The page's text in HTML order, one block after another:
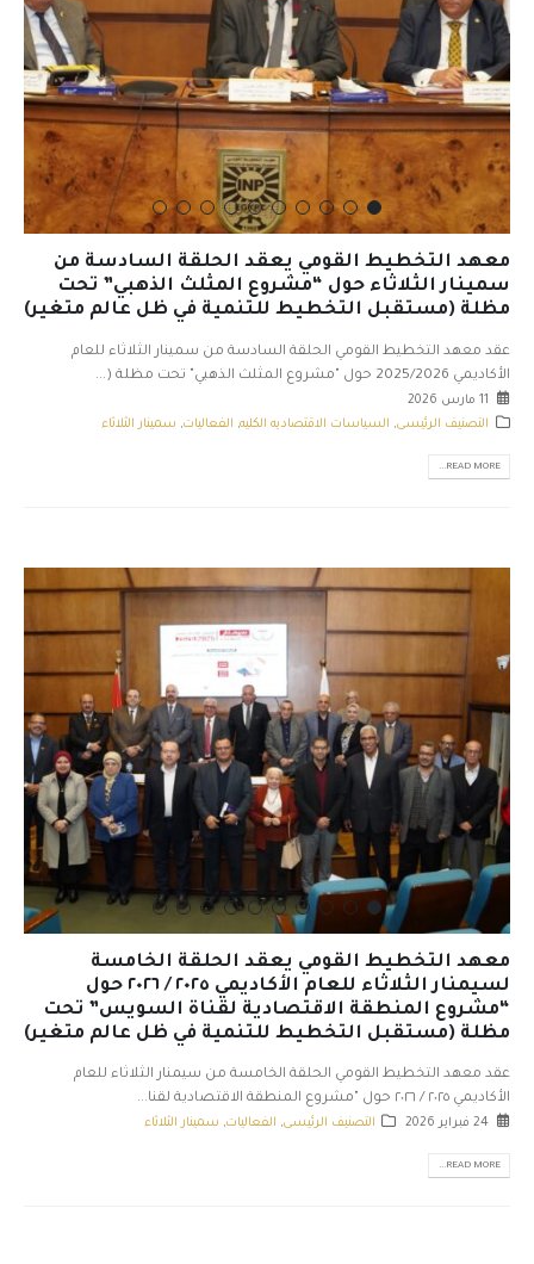
معهد التخطيط القومي يعقد الحلقة السادسة من
سمينار الثلاثاء حول “مشروع المثلث الذهبي” تحت
مظلة (مستقبل التخطيط للتنمية في ظل عالم متغير)
عقد معهد التخطيط القومي الحلقة السادسة من سمينار الثلاثاء للعام
الأكاديمي 2025/2026 حول "مشروع المثلث الذهبي" تحت مظلة (...
11 مارس 2026
التصنيف الرئيسى, السياسات الاقتصاديه الكليه, الفعاليات, سمينار الثلاثاء
READ MORE...
معهد التخطيط القومي يعقد الحلقة الخامسة
لسيمنار الثلاثاء للعام الأكاديمي ٢٠٢٥ / ٢٠٢٦ حول
“مشروع المنطقة الاقتصادية لقناة السويس” تحت
مظلة (مستقبل التخطيط للتنمية في ظل عالم متغير)
عقد معهد التخطيط القومي الحلقة الخامسة من سيمنار الثلاثاء للعام
الأكاديمي ٢٠٢٥ / ٢٠٢٦ حول "مشروع المنطقة الاقتصادية لقنا...
24 فبراير 2026 التصنيف الرئيسى, الفعاليات, سمينار الثلاثاء
READ MORE...